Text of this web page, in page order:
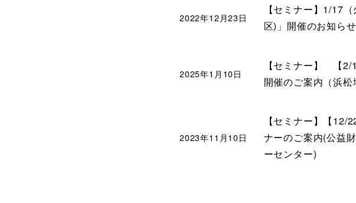
【セミナー】1/17
区)」開催のお知ら
2022年12月23日
【セミナー】 【2/
開催のご案内（浜
2025年1月10日
【セミナー】【12/
ナーのご案内(公益
ーセンター)
2023年11月10日